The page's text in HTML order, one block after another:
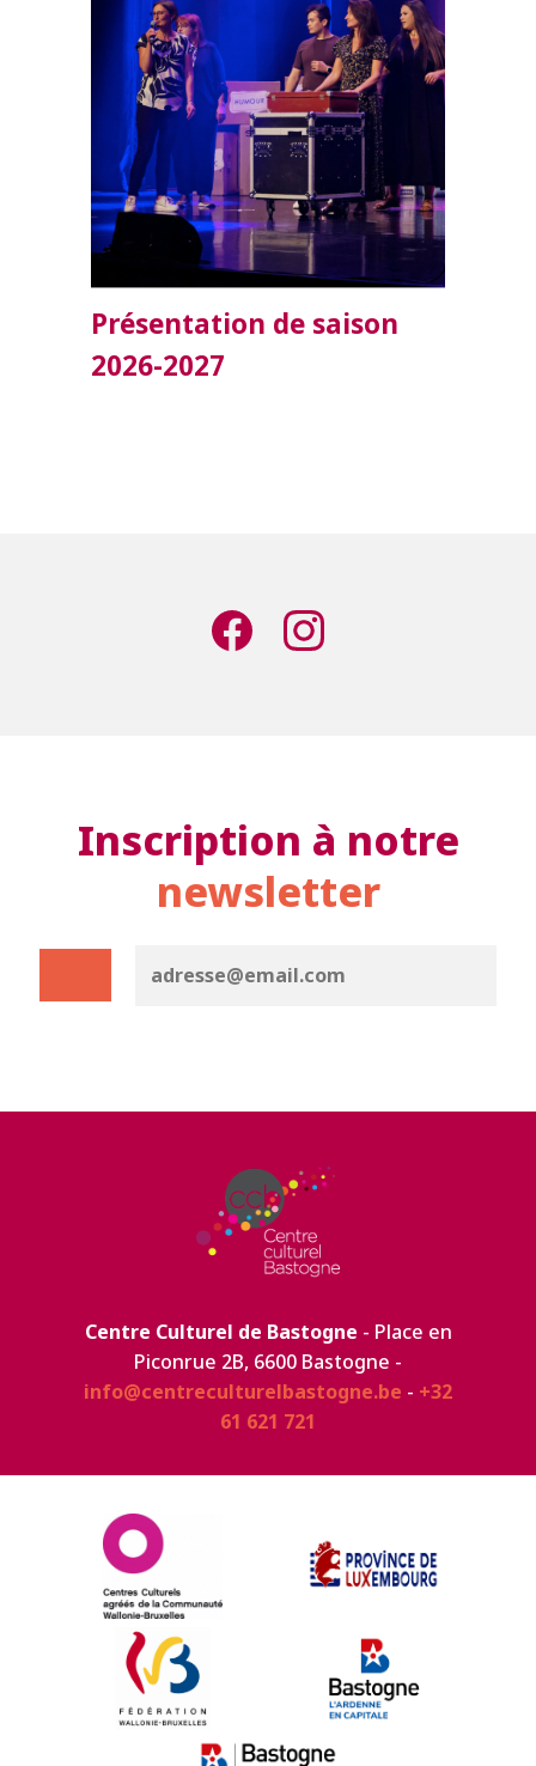
Présentation de saison
2026-2027
Inscription à notre
newsletter
Centre Culturel de Bastogne - Place en
Piconrue 2B, 6600 Bastogne -
info@centreculturelbastogne.be - +32
61 621 721